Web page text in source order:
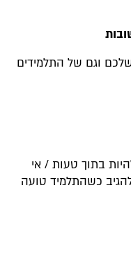
וגם של התלמידים
בתוך טעות / אי
כשהתלמיד טועה